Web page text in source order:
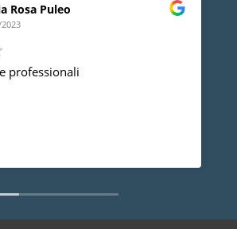
Ledino Comelli
Devo ringraziare il Dott. Gherbaz, per la